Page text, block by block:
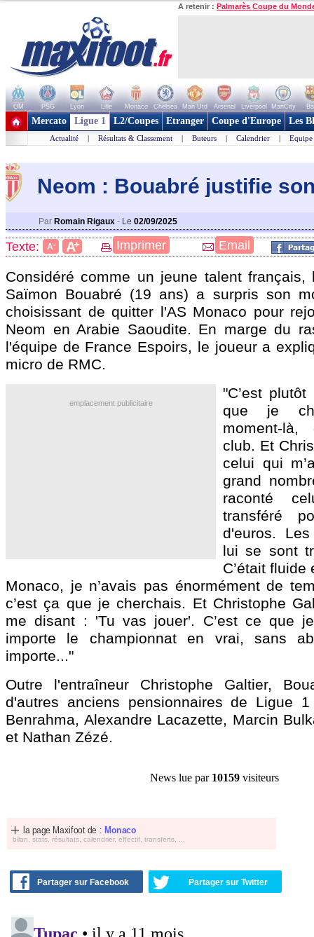
A retenir : Palmarès Coupe du
OM PSG Lyon Lille Monaco Chelsea Man Utd Arsenal Liverpool ManCity
+ de clubs
Mercato Ligue 1 L2/Coupes Etranger Coupe d'Europe Les
Actualité | Résultats & Classement | Buteurs | Calendrier | Equipe
Neom : Bouabré justifie
Par Romain Rigaux - Le 02/09/2025
Texte: A- A+ Imprimer Email
Considéré comme un jeune talent français,
Saïmon Bouabré (19 ans) a surpris son
choisissant de quitter l'AS Monaco pour
Neom en Arabie Saoudite. En marge du
l'équipe de France Espoirs, le joueur a
micro de RMC.
emplacement publicitaire
"C’est
que je
moment-
club. Et
celui qui
grand
raconté
transféré
d'euros.
lui se sont
C’était
Monaco, je n’avais pas énormément de
c’est ça que je cherchais. Et Christophe
me disant : 'Tu vas jouer'. C’est ce que
importe le championnat en vrai, sans
importe..."
Outre l'entraîneur Christophe Galtier,
d'autres anciens pensionnaires de Ligue
Benrahma, Alexandre Lacazette, Marcin
et Nathan Zézé.
News lue par 10159 visiteurs
la page Maxifoot de : Monaco
bilan, stats, résultats, calendrier, effectif, transferts, ...
Partager sur Facebook Partager sur Twitter